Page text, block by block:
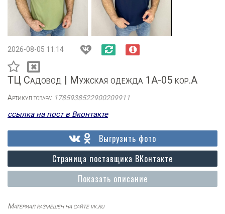
2026-08-05 11:14
ТЦ Садовод | Мужская одежда 1А-05 кор.А
Артикул товара: 1785938522900209911
ссылка на пост в Вконтакте
Показать описание
Страница поставщика ВКонтакте
Выгрузить фото
Материал размещен на сайте vk.ru